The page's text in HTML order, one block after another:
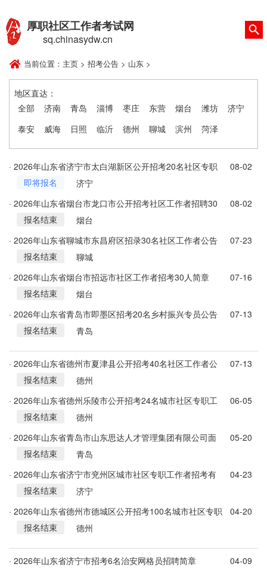
厚职社区工作者考试网
sq.chinasydw.cn
当前位置： 主页 > 招考公告 > 山东 >
地区直达：
全部
济南 青岛 淄博 枣庄 东营 烟台 潍坊
济宁
泰安
威海 日照 临沂 德州 聊城 滨州 菏泽
· 2026年山东省济宁市太白湖新区公开招考20名社区专职
工作者简章
08-02
即将报名
济宁
· 2026年山东省烟台市龙口市公开招考社区工作者招聘30
人公告
08-02
报名结束
烟台
· 2026年山东省聊城市东昌府区招录30名社区工作者公告
07-23
报名结束
聊城
· 2026年山东省烟台市招远市社区工作者招考30人简章
07-16
报名结束
烟台
· 2026年山东省青岛市即墨区招考20名乡村振兴专员公告
07-13
报名结束
青岛
· 2026年山东省德州市夏津县公开招考40名社区工作者公
07-13
报名结束
德州
· 2026年山东省德州乐陵市公开招考24名城市社区专职工
作者公告
06-05
报名结束
德州
· 2026年山东省青岛市山东思达人才管理集团有限公司面
向社会公开招考25名社区专职网格员简章
05-20
报名结束
青岛
· 2026年山东省济宁市兖州区城市社区专职工作者招考有
关事项公告
04-23
报名结束
济宁
· 2026年山东省德州市德城区公开招考100名城市社区专职
工作者公告
04-20
报名结束
德州
· 2026年山东省济宁市招考6名治安网格员招聘简章
04-09